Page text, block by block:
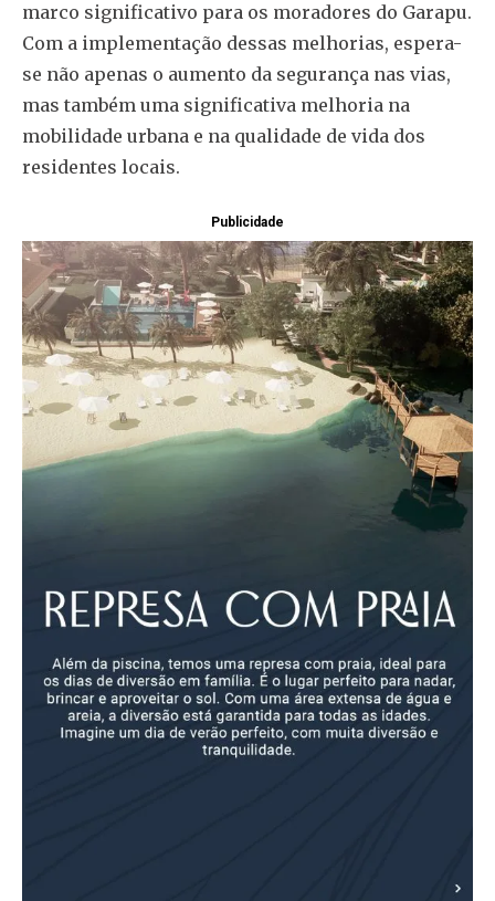
marco significativo para os moradores do Garapu.
Com a implementação dessas melhorias, espera-
se não apenas o aumento da segurança nas vias,
mas também uma significativa melhoria na
mobilidade urbana e na qualidade de vida dos
residentes locais.
Publicidade